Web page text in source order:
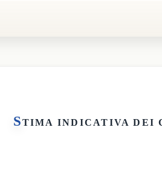
STIMA INDICATIVA DEI